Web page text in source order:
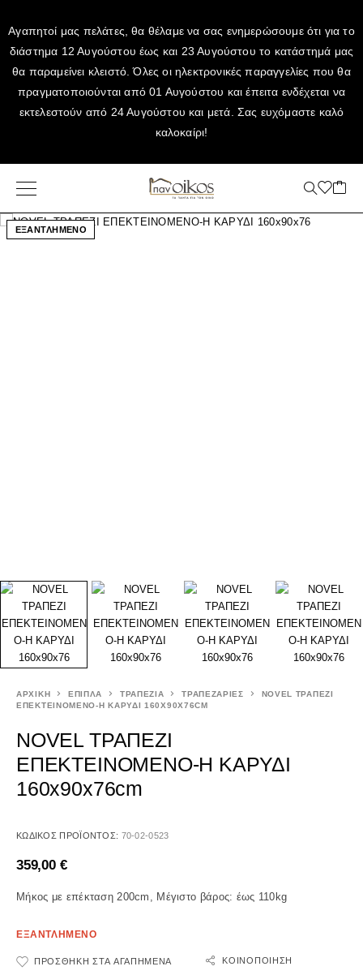
Αγαπητοί μας πελάτες, θα θέλαμε να σας ενημερώσουμε ότι για το
διάστημα 12 Αυγούστου έως και 23 Αυγούστου το κατάστημά μας
θα παραμείνει κλειστό. Όλες οι ηλεκτρονικές παραγγελίες που θα
πραγματοποιούνται από 01 Αυγούστου και έπειτα ενδέχεται να
εκτελεστούν από 24 Αυγούστου και μετά. Σας ευχόμαστε καλό
καλοκαίρι!
ΕΞΑΝΤΛΗΜΕΝΟ
ΑΡΧΙΚΉ ΕΠΙΠΛΑ ΤΡΑΠΕΖΙΑ ΤΡΑΠΕΖΑΡΙΕΣ
NOVEL ΤΡΑΠΕΖΙ
ΕΠΕΚΤΕΙΝΟΜΕΝΟ-Η ΚΑΡΥΔΙ 160X90X76CM
NOVEL ΤΡΑΠΕΖΙ
ΕΠΕΚΤΕΙΝΟΜΕΝΟ-Η ΚΑΡΥΔΙ
160x90x76cm
ΚΩΔΙΚΌΣ ΠΡΟΪΌΝΤΟΣ: 70-02-0523
359,00 €
Μήκος με επέκταση 200cm, Μέγιστο βάρος: έως 110kg
ΕΞΑΝΤΛΗΜΕΝΟ
ΠΡΟΣΘΉΚΗ ΣΤΑ ΑΓΑΠΗΜΈΝΑ ΚΟΙΝΟΠΟΊΗΣΗ